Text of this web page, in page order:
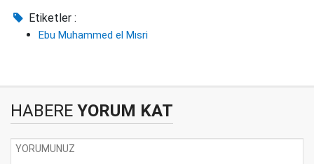
Etiketler :
Ebu Muhammed el Mısri
HABERE YORUM KAT